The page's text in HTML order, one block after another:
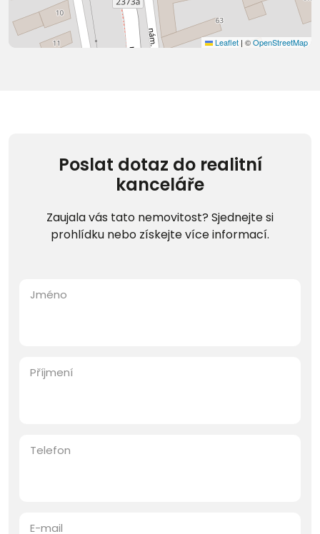
Leaflet | ©OpenStreetMap
Poslat dotaz do realitní
kanceláře
Zaujala vás tato nemovitost? Sjednejte si
prohlídku nebo získejte více informací.
Jméno
Příjmení
Telefon
E-mail